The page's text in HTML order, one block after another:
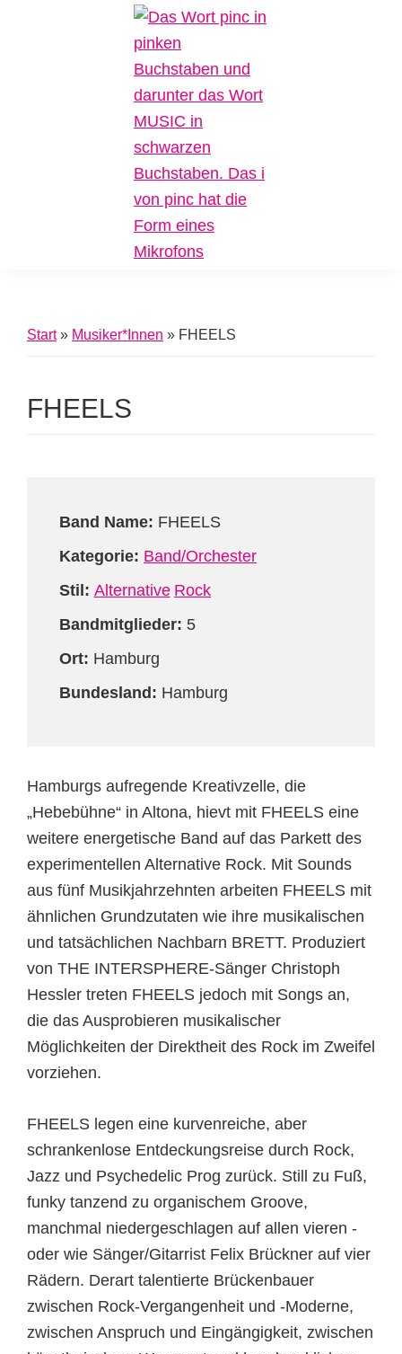
Inklusive
Start» Musiker*Innen » FHEELS
FHEELS
Band Name: FHEELS
Kategorie: Band/Orchester
Stil: Alternative Rock
Bandmitglieder: 5
Ort: Hamburg
Bundesland: Hamburg
Hamburgs aufregende Kreativzelle, die
„Hebebühne“ in Altona, hievt mit FHEELS eine
weitere energetische Band auf das Parkett des
experimentellen Alternative Rock. Mit Sounds
aus fünf Musikjahrzehnten arbeiten FHEELS mit
ähnlichen Grundzutaten wie ihre musikalischen
und tatsächlichen Nachbarn BRETT. Produziert
von THE INTERSPHERE-Sänger Christoph
Hessler treten FHEELS jedoch mit Songs an,
die das Ausprobieren musikalischer
Möglichkeiten der Direktheit des Rock im Zweifel
vorziehen.
FHEELS legen eine kurvenreiche, aber
schrankenlose Entdeckungsreise durch Rock,
Jazz und Psychedelic Prog zurück. Still zu Fuß,
funky tanzend zu organischem Groove,
manchmal niedergeschlagen auf allen vieren -
oder wie Sänger/Gitarrist Felix Brückner auf vier
Rädern. Derart talentierte Brückenbauer
zwischen Rock-Vergangenheit und -Moderne,
zwischen Anspruch und Eingängigkeit, zwischen